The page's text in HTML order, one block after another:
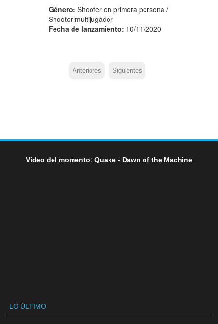
Género: Shooter en primera persona /
Shooter multijugador
Fecha de lanzamiento: 10/11/2020
Anteriores Siguientes
Vídeo del momento: Quake - Dawn of the Machine
LO ÚLTIMO